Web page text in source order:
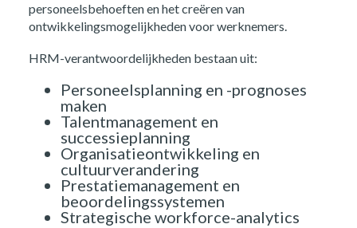
personeelsbehoeften en het creëren van
ontwikkelingsmogelijkheden voor werknemers.
HRM-verantwoordelijkheden bestaan uit:
Personeelsplanning en -prognoses
maken
Talentmanagement en
successieplanning
Organisatieontwikkeling en
cultuurverandering
Prestatiemanagement en
beoordelingssystemen
Strategische workforce-analytics